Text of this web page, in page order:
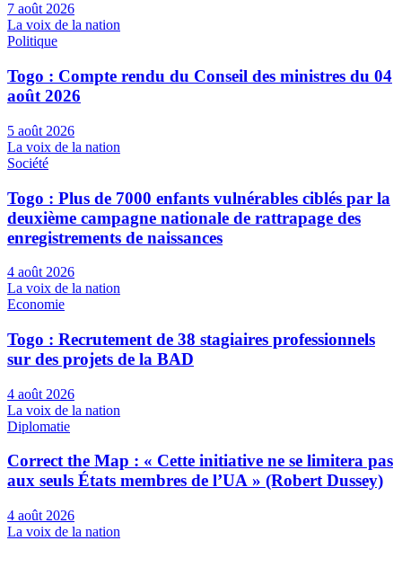
7 août 2026
La voix de la nation
Politique
Togo : Compte rendu du Conseil des ministres du 04
août 2026
5 août 2026
La voix de la nation
Société
Togo : Plus de 7000 enfants vulnérables ciblés par la
deuxième campagne nationale de rattrapage des
enregistrements de naissances
4 août 2026
La voix de la nation
Economie
Togo : Recrutement de 38 stagiaires professionnels
sur des projets de la BAD
4 août 2026
La voix de la nation
Diplomatie
Correct the Map : « Cette initiative ne se limitera pas
aux seuls États membres de l’UA » (Robert Dussey)
4 août 2026
La voix de la nation